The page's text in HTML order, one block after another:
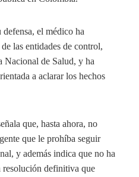
defensa, el médico ha
las entidades de control,
Nacional de Salud, y ha
a aclarar los hechos
que, hasta ahora, no
que le prohíba seguir
y además indica que no ha
definitiva que